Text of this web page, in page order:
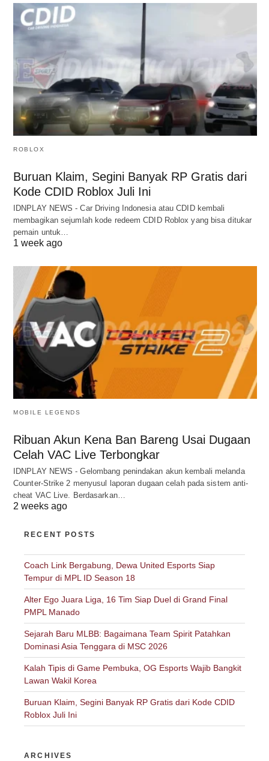
ROBLOX
Buruan Klaim, Segini Banyak RP Gratis dari
Kode CDID Roblox Juli Ini
IDNPLAY NEWS - Car Driving Indonesia atau CDID kembali
membagikan sejumlah kode redeem CDID Roblox yang bisa ditukar
pemain untuk…
1 week ago
MOBILE LEGENDS
Ribuan Akun Kena Ban Bareng Usai Dugaan
Celah VAC Live Terbongkar
IDNPLAY NEWS - Gelombang penindakan akun kembali melanda
Counter-Strike 2 menyusul laporan dugaan celah pada sistem anti-
cheat VAC Live. Berdasarkan…
2 weeks ago
RECENT POSTS
Coach Link Bergabung, Dewa United Esports Siap
Tempur di MPL ID Season 18
Alter Ego Juara Liga, 16 Tim Siap Duel di Grand Final
PMPL Manado
Sejarah Baru MLBB: Bagaimana Team Spirit Patahkan
Dominasi Asia Tenggara di MSC 2026
Kalah Tipis di Game Pembuka, OG Esports Wajib Bangkit
Lawan Wakil Korea
Buruan Klaim, Segini Banyak RP Gratis dari Kode CDID
Roblox Juli Ini
ARCHIVES